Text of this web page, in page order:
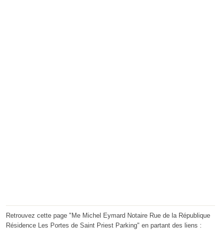
Retrouvez cette page "Me Michel Eymard Notaire Rue de la République
Résidence Les Portes de Saint Priest Parking" en partant des liens :